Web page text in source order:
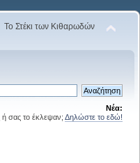
Το Στέκι των Κιθαρωδών
Νέα:
σας το έκλεψαν; Δηλώστε το εδώ!